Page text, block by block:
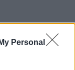
Personal